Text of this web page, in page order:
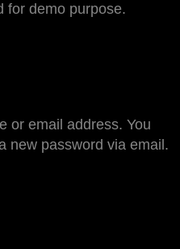
for demo purpose.
or email address. You
new password via email.